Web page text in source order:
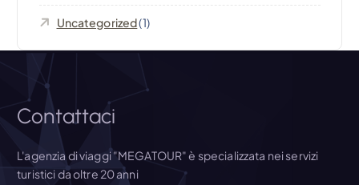
c
o
l
i
Uncategorized(1)
Contattaci
L'agenzia di viaggi "MEGATOUR" è specializzata nei servizi
turistici da oltre 20 anni